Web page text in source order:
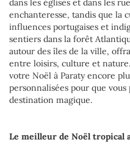
dans les églises et dans les
enchanteresse, tandis que la
influences portugaises et
sentiers dans la forêt
autour des îles de la ville,
entre loisirs, culture et
votre Noël à Paraty encore
personnalisées pour que
destination magique.
Le meilleur de Noël tropical